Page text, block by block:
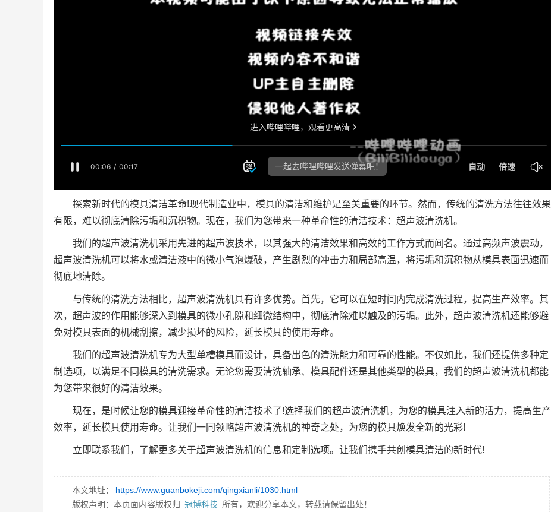
探索新时代的模具清洁革命!现代制造业中，模具的清洁和维护是至关重要的环节。然而，传统的清洗方法往往效果
有限，难以彻底清除污垢和沉积物。现在，我们为您带来一种革命性的清洁技术：超声波清洗机。
我们的超声波清洗机采用先进的超声波技术，以其强大的清洁效果和高效的工作方式而闻名。通过高频声波震动，
超声波清洗机可以将水或清洁液中的微小气泡爆破，产生剧烈的冲击力和局部高温，将污垢和沉积物从模具表面迅速而
彻底地清除。
与传统的清洗方法相比，超声波清洗机具有许多优势。首先，它可以在短时间内完成清洗过程，提高生产效率。其
次，超声波的作用能够深入到模具的微小孔隙和细微结构中，彻底清除难以触及的污垢。此外，超声波清洗机还能够避
免对模具表面的机械刮擦，减少损坏的风险，延长模具的使用寿命。
我们的超声波清洗机专为大型单槽模具而设计，具备出色的清洗能力和可靠的性能。不仅如此，我们还提供多种定
制选项，以满足不同模具的清洗需求。无论您需要清洗轴承、模具配件还是其他类型的模具，我们的超声波清洗机都能
为您带来很好的清洁效果。
现在，是时候让您的模具迎接革命性的清洁技术了!选择我们的超声波清洗机，为您的模具注入新的活力，提高生产
效率，延长模具使用寿命。让我们一同领略超声波清洗机的神奇之处，为您的模具焕发全新的光彩!
立即联系我们，了解更多关于超声波清洗机的信息和定制选项。让我们携手共创模具清洁的新时代!
本文地址：
https://www.guanbokeji.com/qingxianli/1030.html
版权声明：本页面内容版权归 冠博科技 所有，欢迎分享本文，转载请保留出处！